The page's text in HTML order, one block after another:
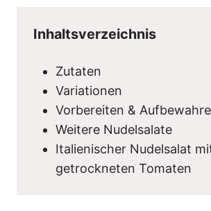
Inhaltsverzeichnis
Zutaten
Variationen
Vorbereiten &
Weitere Nudelsalate
Italienischer Nudelsalat
getrockneten Tomaten